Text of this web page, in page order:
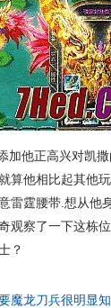
加他正高兴对凯
他相比起其他
雷霆腰带.想从他
观察了一下这栋
？
魔龙刀兵很明显